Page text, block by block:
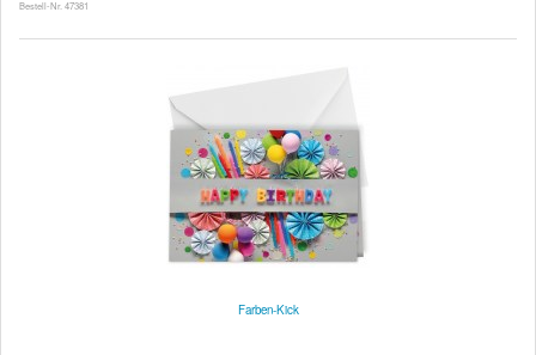
Bestell-Nr. 47381
Farben-Kick